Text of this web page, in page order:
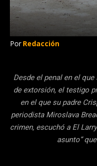
Por Redacción
Desde el penal en el
de extorsión, el testigo
en el que su padre
periodista Miroslava
crimen, escuchó a El
asunto”